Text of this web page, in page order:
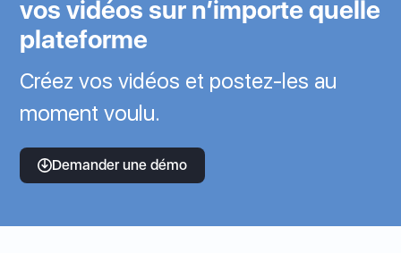
vos vidéos sur n’importe quelle
plateforme
Créez vos vidéos et postez-les au
moment voulu.
Demander une démo